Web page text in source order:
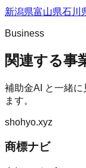
新潟県富山県石川
Business
関連する事
補助金AI
と一緒
ます。
shohyo.xyz
商標ナビ